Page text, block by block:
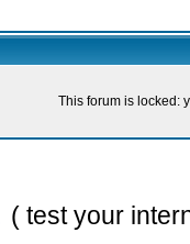
This forum is locked:
( test your